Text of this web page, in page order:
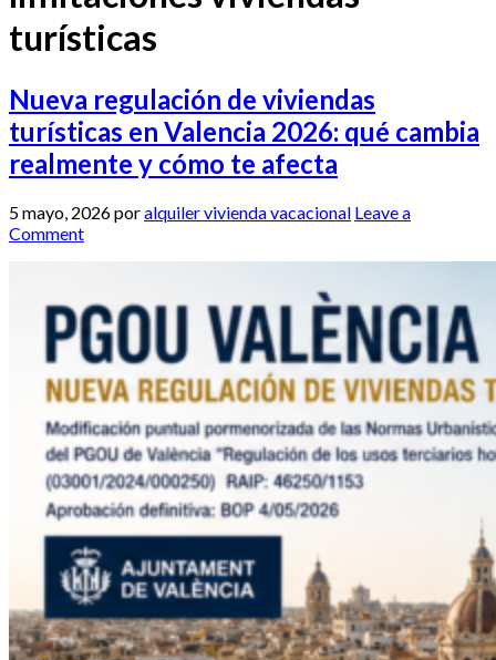
turísticas
Nueva regulación de viviendas
turísticas en Valencia 2026: qué cambia
realmente y cómo te afecta
5 mayo, 2026poralquiler vivienda vacacional Leave a
Comment